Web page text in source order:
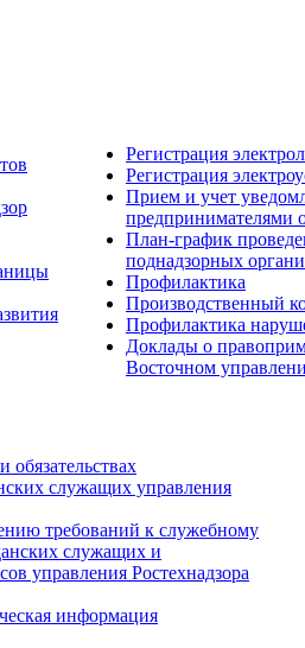
Регистрация
Регистрация
Прием и учет
предпринимателями
План-график
поднадзорных
Профилактика
Производственный
Профилактика
Доклады о
Восточном
служащих управления
требований к служебному
служащих и
управления Ростехнадзора
информация